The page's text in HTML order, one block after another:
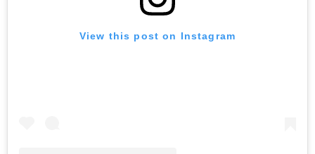
View this post on Instagram